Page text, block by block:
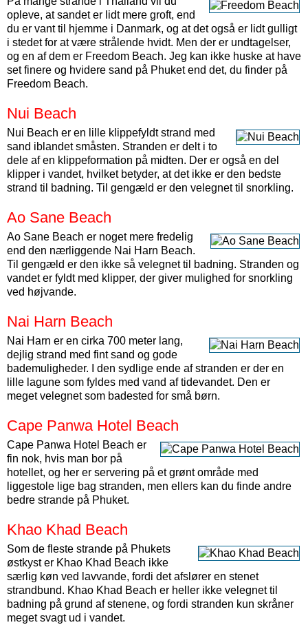
opleve, at sandet er lidt mere groft, end
du er vant til hjemme i Danmark, og at det også er lidt gulligt
i stedet for at være strålende hvidt. Men der er undtagelser,
og en af dem er Freedom Beach. Jeg kan ikke huske at have
set finere og hvidere sand på Phuket end det, du finder på
Freedom Beach.
Nui Beach
Nui Beach er en lille klippefyldt strand med
sand iblandet småsten. Stranden er delt i to
dele af en klippeformation på midten. Der er også en del
klipper i vandet, hvilket betyder, at det ikke er den bedste
strand til badning. Til gengæld er den velegnet til snorkling.
Ao Sane Beach
Ao Sane Beach er noget mere fredelig
end den nærliggende Nai Harn Beach.
Til gengæld er den ikke så velegnet til badning. Stranden og
vandet er fyldt med klipper, der giver mulighed for snorkling
ved højvande.
Nai Harn Beach
Nai Harn er en cirka 700 meter lang,
dejlig strand med fint sand og gode
bademuligheder. I den sydlige ende af stranden er der en
lille lagune som fyldes med vand af tidevandet. Den er
meget velegnet som badested for små børn.
Cape Panwa Hotel Beach
Cape Panwa Hotel Beach er
fin nok, hvis man bor på
hotellet, og her er servering på et grønt område med
liggestole lige bag stranden, men ellers kan du finde andre
bedre strande på Phuket.
Khao Khad Beach
Som de fleste strande på Phukets
østkyst er Khao Khad Beach ikke
særlig køn ved lavvande, fordi det afslører en stenet
strandbund. Khao Khad Beach er heller ikke velegnet til
badning på grund af stenene, og fordi stranden kun skråner
meget svagt ud i vandet.